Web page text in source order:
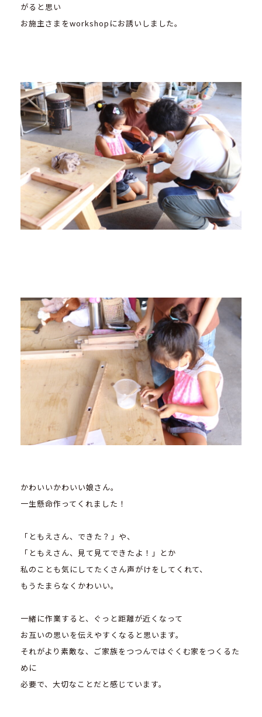
がると思い
お施主さまをworkshopにお誘いしました。
かわいいかわいい娘さん。
一生懸命作ってくれました！
「ともえさん、できた？」や、
「ともえさん、見て見てできたよ！」とか
私のことも気にしてたくさん声がけをしてくれて、
もうたまらなくかわいい。
一緒に作業すると、ぐっと距離が近くなって
お互いの思いを伝えやすくなると思います。
それがより素敵な、ご家族をつつんではぐくむ家をつくるた
めに
必要で、大切なことだと感じています。